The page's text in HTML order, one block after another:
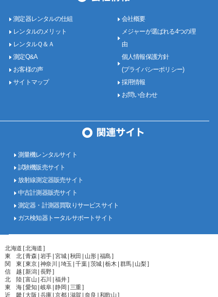
測定器レンタルの仕組
レンタルのメリット
レンタルＱ＆Ａ
測定Q&A
お客様の声
サイトマップ
会社概要
メジャーが選ばれる4つの理
由
個人情報保護方針
(プライバシーポリシー)
採用情報
お問い合わせ
測量機レンタルサイト
試験機販売サイト
放射線測定器販売サイト
中古計測器販売サイト
測定器・計測器買取りサービスサイト
ガス検知器トータルサポートサイト
北海道 [ 北海道 ]
東 北 [ 青森 | 岩手 | 宮城 | 秋田 | 山形 | 福島 ]
関 東 [ 東京 | 神奈川 | 埼玉 | 千葉 | 茨城 | 栃木 | 群馬 | 山梨 ]
信 越 [ 新潟 | 長野 ]
北 陸 [ 富山 | 石川 | 福井 ]
東 海 [ 愛知 | 岐阜 | 静岡 | 三重 ]
近 畿 [ 大阪 | 兵庫 | 京都 | 滋賀 | 奈良 | 和歌山 ]